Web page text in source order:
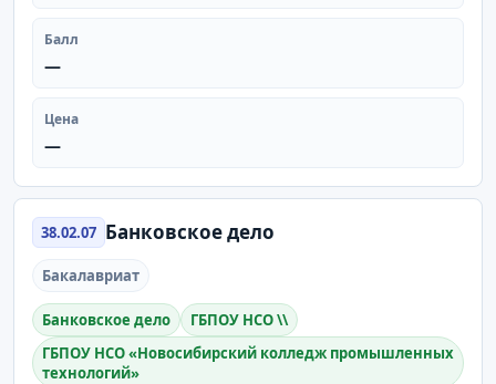
Балл
—
Цена
—
38.02.07 Банковское дело
Бакалавриат
Банковское дело
ГБПОУ НСО \\
ГБПОУ НСО «Новосибирский колледж промышленных
технологий»